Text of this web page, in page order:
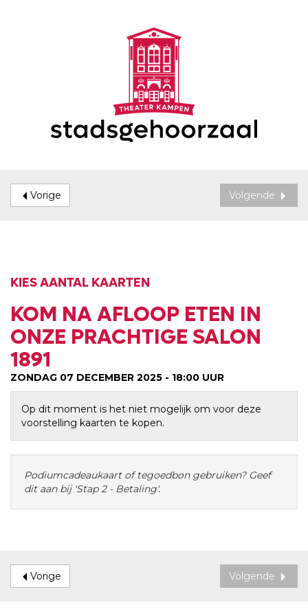
Vorige Volgende
KIES AANTAL KAARTEN
KOM NA AFLOOP ETEN IN
ONZE PRACHTIGE SALON
1891
ZONDAG 07 DECEMBER 2025 - 18:00 UUR
Op dit moment is het niet mogelijk om voor deze
voorstelling kaarten te kopen.
Podiumcadeaukaart of tegoedbon gebruiken? Geef
dit aan bij 'Stap 2 - Betaling'.
Vorige Volgende